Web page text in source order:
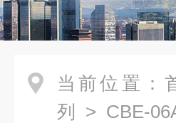
当前位置：
列
> CBE-